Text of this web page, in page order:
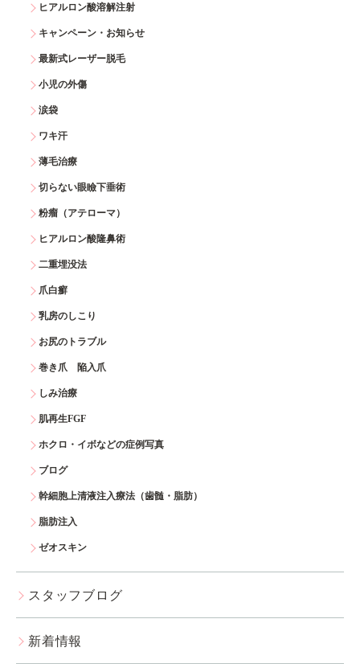
ヒアルロン酸溶解注射
キャンペーン・お知らせ
最新式レーザー脱毛
小児の外傷
涙袋
ワキ汗
薄毛治療
切らない眼瞼下垂術
粉瘤（アテローマ）
ヒアルロン酸隆鼻術
二重埋没法
爪白癬
乳房のしこり
お尻のトラブル
巻き爪 陥入爪
しみ治療
肌再生FGF
ホクロ・イボなどの症例写真
ブログ
幹細胞上清液注入療法（歯髄・脂肪）
脂肪注入
ゼオスキン
スタッフブログ
新着情報